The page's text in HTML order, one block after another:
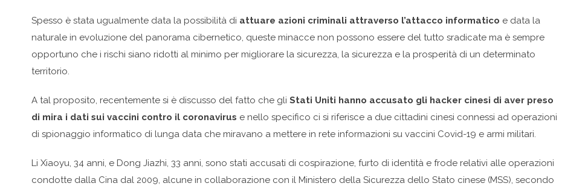
Spesso è stata ugualmente data la possibilità di attuare azioni criminali attraverso l’attacco informatico e data la
naturale in evoluzione del panorama cibernetico, queste minacce non possono essere del tutto sradicate ma è sempre
opportuno che i rischi siano ridotti al minimo per migliorare la sicurezza, la sicurezza e la prosperità di un determinato
territorio.
A tal proposito, recentemente si è discusso del fatto che gli Stati Uniti hanno accusato gli hacker cinesi di aver preso
di mira i dati sui vaccini contro il coronavirus e nello specifico ci si riferisce a due cittadini cinesi connessi ad operazioni
di spionaggio informatico di lunga data che miravano a mettere in rete informazioni su vaccini Covid-19 e armi militari.
Li Xiaoyu, 34 anni, e Dong Jiazhi, 33 anni, sono stati accusati di cospirazione, furto di identità e frode relativi alle operazioni
condotte dalla Cina dal 2009, alcune in collaborazione con il Ministero della Sicurezza dello Stato cinese (MSS), secondo